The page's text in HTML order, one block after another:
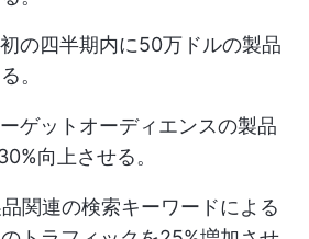
の四半期内に50万ドルの製品
。
ゲットオーディエンスの製品
向上させる。
関連の検索キーワードによる